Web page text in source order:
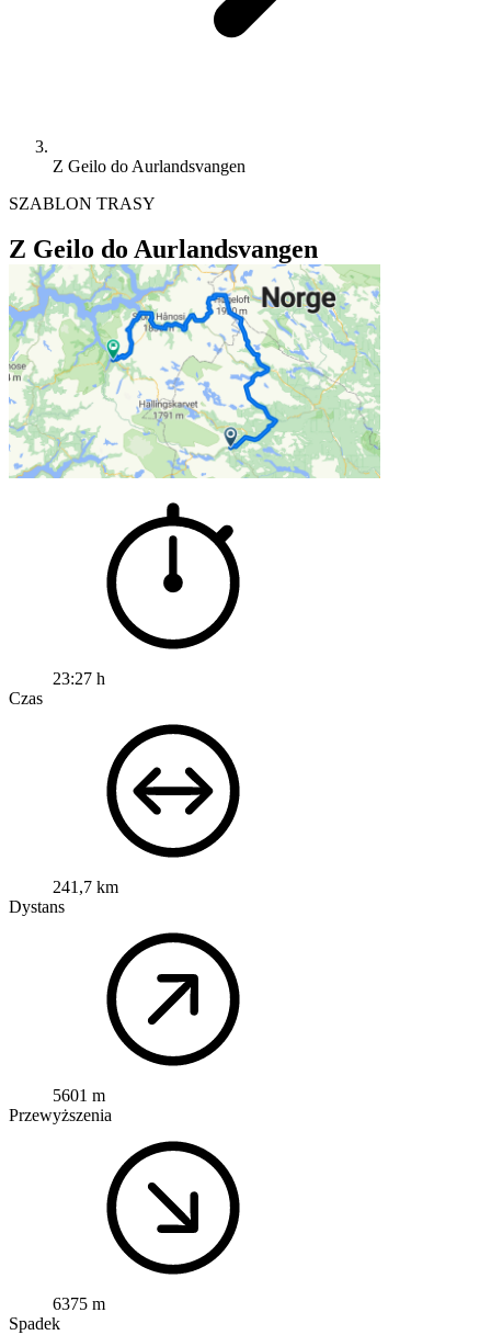
Z Geilo do Aurlandsvangen
SZABLON TRASY
Z Geilo do Aurlandsvangen
23:27 h
Czas
241,7 km
Dystans
5601 m
Przewyższenia
6375 m
Spadek